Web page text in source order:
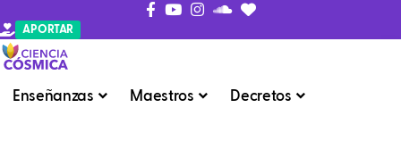
APORTAR
Enseñanzas Maestros Decretos